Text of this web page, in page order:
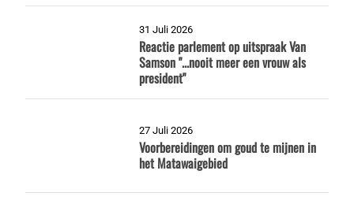
31 Juli 2026
Reactie parlement op uitspraak Van
Samson "...nooit meer een vrouw als
president"
27 Juli 2026
Voorbereidingen om goud te mijnen in
het Matawaigebied